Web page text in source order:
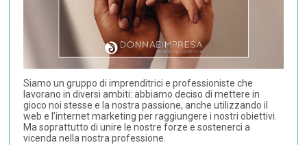
Siamo un gruppo di imprenditrici e professioniste che
lavorano in diversi ambiti: abbiamo deciso di mettere in
gioco noi stesse e la nostra passione, anche utilizzando il
web e l’internet marketing per raggiungere i nostri obiettivi.
Ma soprattutto di unire le nostre forze e sostenerci a
vicenda nella nostra professione.